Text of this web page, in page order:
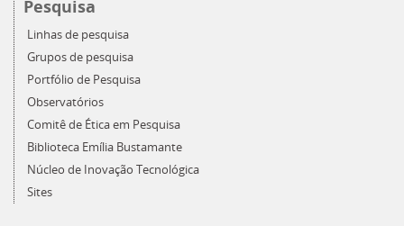
Pesquisa
Linhas de pesquisa
Grupos de pesquisa
Portfólio de Pesquisa
Observatórios
Comitê de Ética em Pesquisa
Biblioteca Emília Bustamante
Núcleo de Inovação Tecnológica
Sites